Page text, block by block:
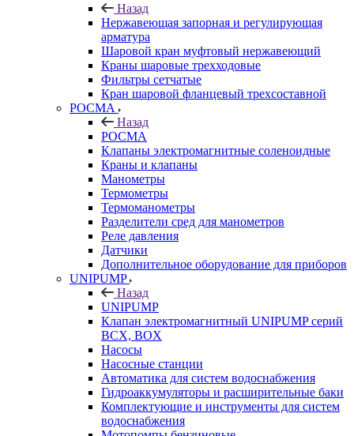
Назад
Нержавеющая запорная и регулирующая
арматура
Шаровой кран муфтовый нержавеющий
Краны шаровые трехходовые
Фильтры сетчатые
Кран шаровой фланцевый трехсоставной
РОСМА
Назад
РОСМА
Клапаны электромагнитные соленоидные
Краны и клапаны
Манометры
Термометры
Термоманометры
Разделители сред для манометров
Реле давления
Датчики
Дополнительное оборудование для приборов
UNIPUMP
Назад
UNIPUMP
Клапан электромагнитный UNIPUMP серий
BCX, BOX
Насосы
Насосные станции
Автоматика для систем водоснабжения
Гидроаккумуляторы и расширительные баки
Комплектующие и инструменты для систем
водоснабжения